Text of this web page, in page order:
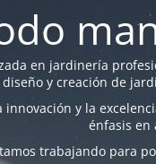
en jardinería
y creación de
y la
énfasis en
trabajando para